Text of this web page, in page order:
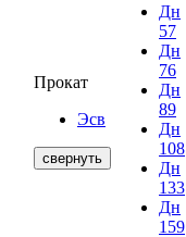
Прокат
Эсв
свернуть
Дн
57
Дн
76
Дн
89
Дн
108
Дн
133
Дн
159